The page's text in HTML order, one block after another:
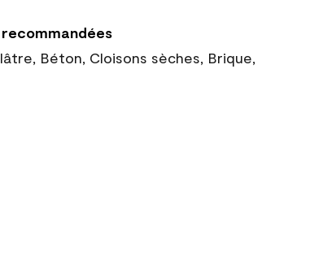
Béton, Cloisons sèches, Brique,